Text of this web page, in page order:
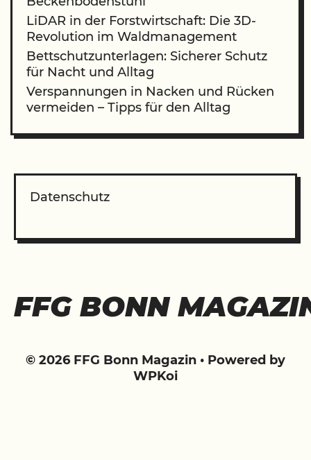
LiDAR in der Forstwirtschaft: Die 3D-
Revolution im Waldmanagement
Bettschutzunterlagen: Sicherer Schutz
für Nacht und Alltag
Verspannungen in Nacken und Rücken
vermeiden – Tipps für den Alltag
Datenschutz
FFG BONN
© 2026 FFG Bonn Magazin • Powered by
WPKoi